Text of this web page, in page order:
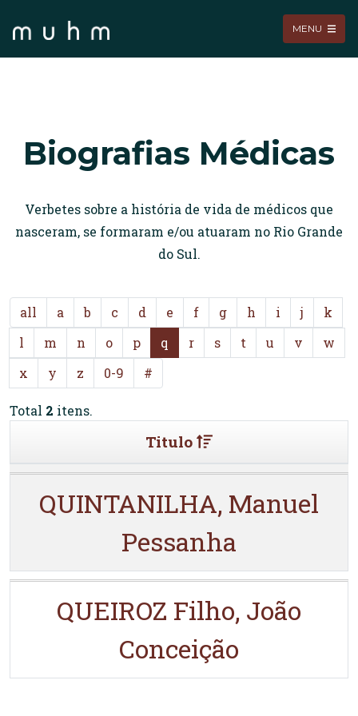
MENU
Biografias Médicas
Verbetes sobre a história de vida de médicos que
nasceram, se formaram e/ou atuaram no Rio Grande
do Sul.
all a b c d e f g h i j
k
l
m n o p q r s t u v
w
x
y z 0-9 #
Total 2 itens.
Titulo
QUINTANILHA, Manuel
Pessanha
QUEIROZ Filho, João
Conceição